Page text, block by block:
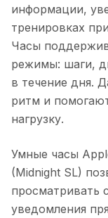
информации,
тренировках
Часы
режимы: шаги,
в течение дня.
ритм и
нагрузку.
Умные часы
(Midnight SL)
просматривать
уведомления